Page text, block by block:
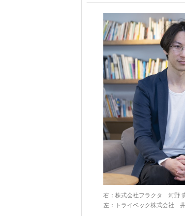
右：株式会社フラクタ 河野
左：トライベック株式会社